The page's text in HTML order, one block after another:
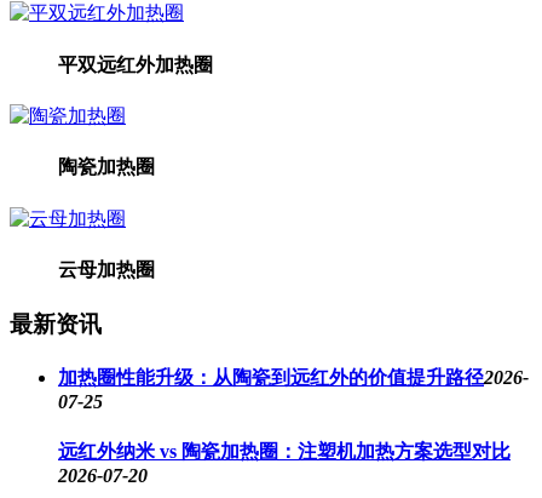
平双远红外加热圈
陶瓷加热圈
云母加热圈
最新资讯
加热圈性能升级：从陶瓷到远红外的价值提升路径2026-
07-25
远红外纳米 vs 陶瓷加热圈：注塑机加热方案选型对比
2026-07-20